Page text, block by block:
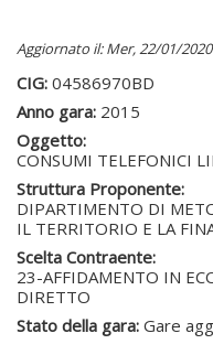
Aggiornato il: Mer, 22/01/2020
CIG: 04586970BD
Anno gara: 2015
Oggetto:
CONSUMI TELEFONICI
Struttura Proponente:
DIPARTIMENTO DI
IL TERRITORIO E LA
Scelta Contraente:
23-AFFIDAMENTO IN
DIRETTO
Stato della gara: Gare